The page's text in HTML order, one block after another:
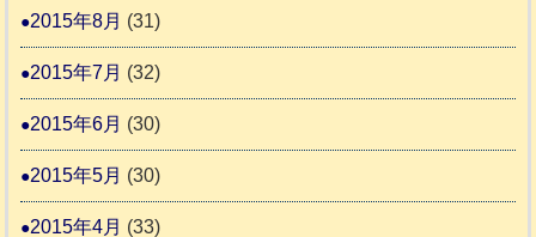
2015年8月 (31)
2015年7月 (32)
2015年6月 (30)
2015年5月 (30)
2015年4月 (33)